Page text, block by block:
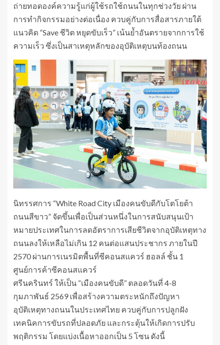
ถ่ายทอดองค์ความรู้แก่ผู้ใช้รถใช้ถนนในทุกช่วงวัย ผ่าน
การทำกิจกรรมอย่างต่อเนื่อง ควบคู่กับการสื่อสารภายใต้
แนวคิด “Save ชีวิต หยุดขับเร็ว” เน้นย้ำอันตรายจากการใช้
ความเร็ว ซึ่งเป็นสาเหตุหลักของอุบัติเหตุบนท้องถนน
นิทรรศการ “White Road City เมืองคนขับดีกับโตโยต้า
ถนนสีขาว” จัดขึ้นเพื่อเป็นส่วนหนึ่งในการสนับสนุนเป้า
หมายประเทศในการลดอัตราการเสียชีวิตจากอุบัติเหตุทาง
ถนนลงให้เหลือไม่เกิน 12 คนต่อแสนประชากร ภายในปี
2570 ผ่านการเนรมิตพื้นที่ซีคอนสแควร์ ฮอลล์ ชั้น 1
ศูนย์การค้าซีคอนสแควร์
ศรีนครินทร์ ให้เป็น “เมืองคนขับดี” ตลอดวันที่ 4-8
กุมภาพันธ์ 2569 เพื่อสร้างความตระหนักถึงปัญหา
อุบัติเหตุทางถนนในประเทศไทย ควบคู่กับการปลูกฝัง
เทคนิคการขับรถที่ปลอดภัย และกระตุ้นให้เกิดการปรับ
พฤติกรรม โดยแบ่งเนื้อหาออกเป็น 5 โซน ดังนี้